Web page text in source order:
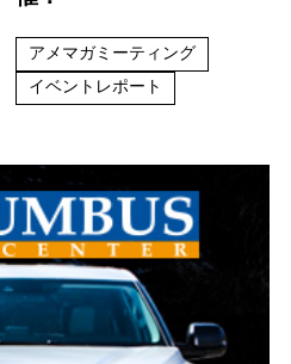
アメマガミーティング
イベントレポート